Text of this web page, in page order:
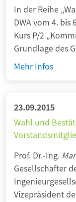
e
A
n
r
r
u
n
e
n
u
n
g
s
k
e
p
t
e
i
m
F
In der Reihe
DWA vom 4. bis
Kurs P/2
Grundlage des
Mehr InfosK
m
u
n
l
e
A
b
23.09.2015
Wahl und
Prof. Dr.-Ing.
Gesellschafter
Vizepräsident